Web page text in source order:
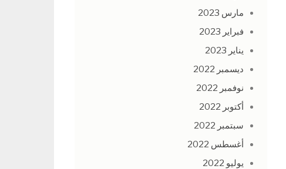
مارس 2023
فبراير 2023
يناير 2023
ديسمبر 2022
نوفمبر 2022
أكتوبر 2022
سبتمبر 2022
أغسطس 2022
يوليو 2022